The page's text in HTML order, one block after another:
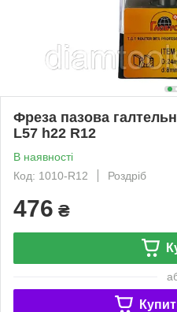
Фреза пазова
L57 h22 R12
В наявності
Код: 1010-R12
Роздріб
476 ₴